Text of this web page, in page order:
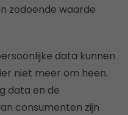
zodoende waarde
data kunnen
niet meer om heen.
data en de
consumenten zijn